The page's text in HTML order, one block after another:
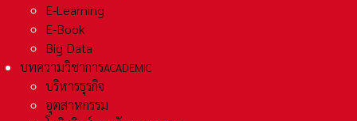
E-Learning
E-Book
Big Data
บทความวิชาการACADEMIC
บริหารธุรกิจ
อุตสาหกรรม